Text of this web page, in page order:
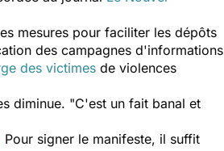
mesures pour faciliter les dépôts
des campagnes d'informations
des victimes de violences
diminue. "C'est un fait banal et
Pour signer le manifeste, il suffit